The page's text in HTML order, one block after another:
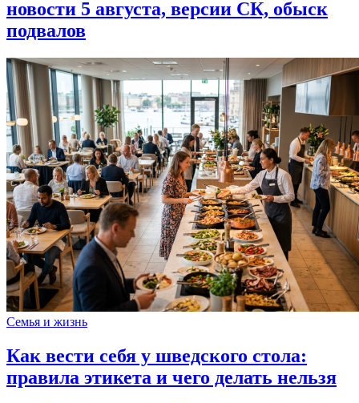
новости 5 августа, версии СК, обыск
подвалов
Семья и жизнь
Как вести себя у шведского стола:
правила этикета и чего делать нельзя